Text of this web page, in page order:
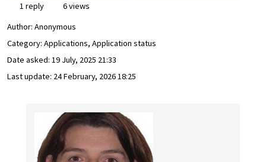
1 reply
6 views
Author: Anonymous
Category: Applications, Application status
Date asked: 19 July, 2025 21:33
Last update: 24 February, 2026 18:25